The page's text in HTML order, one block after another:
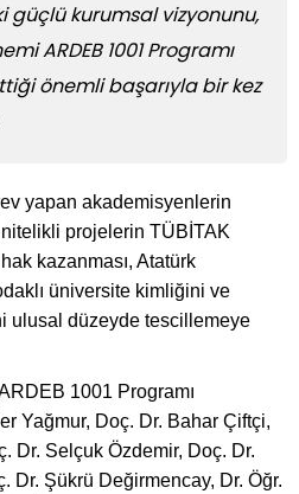
güçlü kurumsal vizyonunu,
ARDEB 1001 Programı
önemli başarıyla bir kez
yapan akademisyenlerin
projelerin TÜBİTAK
kazanması, Atatürk
üniversite kimliğini ve
ulusal düzeyde tescillemeye
1001 Programı
Yağmur, Doç. Dr. Bahar Çiftçi,
Dr. Selçuk Özdemir, Doç. Dr.
Dr. Şükrü Değirmencay, Dr. Öğr.